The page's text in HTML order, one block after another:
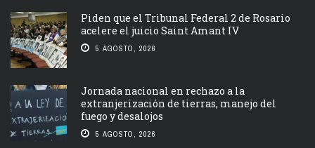
Piden que el Tribunal Federal 2 de Rosario
acelere el juicio Saint Amant IV
5 AGOSTO, 2026
Jornada nacional en rechazo a la
extranjerización de tierras, manejo del
fuego y desalojos
5 AGOSTO, 2026